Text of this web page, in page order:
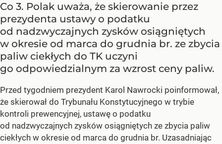
Co 3. Polak uważa, że skierowanie przez
prezydenta ustawy o podatku
od nadzwyczajnych zysków osiągniętych
w okresie od marca do grudnia br. ze zbycia
paliw ciekłych do TK uczyni
go odpowiedzialnym za wzrost ceny paliw.
Przed tygodniem prezydent Karol Nawrocki poinformował,
że skierował do Trybunału Konstytucyjnego w trybie
kontroli prewencyjnej, ustawę o podatku
od nadzwyczajnych zysków osiągniętych ze zbycia paliw
ciekłych w okresie od marca do grudnia br. Uzasadniając